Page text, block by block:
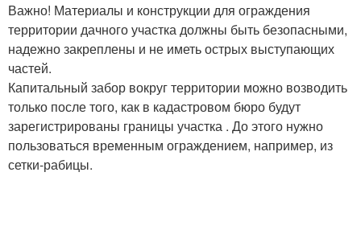
Важно! Материалы и конструкции для ограждения
территории дачного участка должны быть безопасными,
надежно закреплены и не иметь острых выступающих
частей.
Капитальный забор вокруг территории можно возводить
только после того, как в кадастровом бюро будут
зарегистрированы границы участка . До этого нужно
пользоваться временным ограждением, например, из
сетки-рабицы.